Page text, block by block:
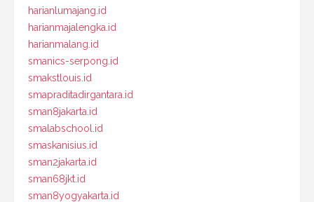
harianlumajang.id
harianmajalengka.id
harianmalang.id
smanics-serpong.id
smakstlouis.id
smapraditadirgantara.id
sman8jakarta.id
smalabschool.id
smaskanisius.id
sman2jakarta.id
sman68jkt.id
sman8yogyakarta.id